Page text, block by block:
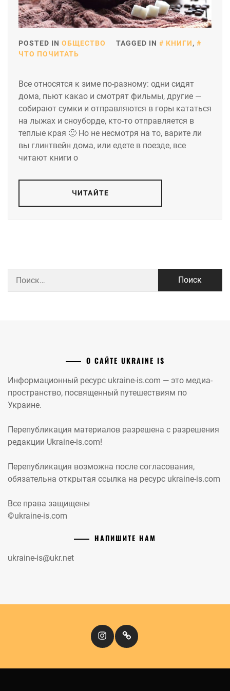
POSTED IN ОБЩЕСТВО TAGGED IN КНИГИ,
ЧТО ПОЧИТАТЬ
Все относятся к зиме по-разному: одни сидят
дома, пьют какао и смотрят фильмы, другие —
собирают сумки и отправляются в горы кататься
на лыжах и сноуборде, кто-то отправляется в
теплые края 🙂 Но не несмотря на то, варите ли
вы глинтвейн дома, или едете в поезде, все
читают книги о
ЧИТАЙТЕ
О САЙТЕ UKRAINE IS
Информационный ресурс ukraine-is.com — это медиа-
пространство, посвященный путешествиям по
Украине.
Перепубликация материалов разрешена с разрешения
редакции Ukraine-is.com!
Перепубликация возможна после согласования,
обязательна открытая ссылка на ресурс ukraine-is.com
Все права защищены
©ukraine-is.com
НАПИШИТЕ НАМ
ukraine-is@ukr.net
InstagramКіномандри